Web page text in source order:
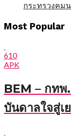
กระทรวงคม
แนะแนว
เรื่อง
Most Popular
610
APK
BEM – กทพ
บันดาลใจสู่เ